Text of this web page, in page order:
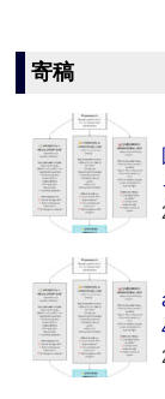
寄稿